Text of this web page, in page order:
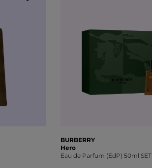
BURBERRY
Hero
Eau de Parfum (EdP) 50ml SET